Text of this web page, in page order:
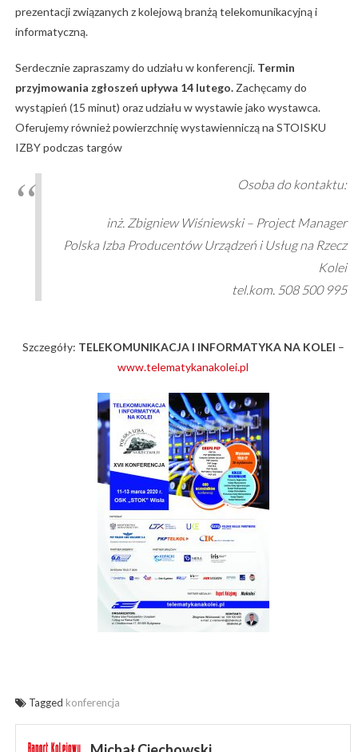
prezentacji związanych z kolejową branżą telekomunikacyjną i
informatyczną.
Serdecznie zapraszamy do udziału w konferencji. Termin
przyjmowania zgłoszeń upływa 14 lutego.Zachęcamy do
wystąpień (15 minut) oraz udziału w wystawie jako wystawca.
Oferujemy również powierzchnię wystawienniczą na STOISKU
IZBY podczas targów
Osoba do kontaktu:
inż. Zbigniew Wiśniewski – Project Manager
Polska Izba Producentów Urządzeń i Usług na Rzecz
Kolei
tel.kom. 508 500 995
Szczegóły: TELEKOMUNIKACJA I INFORMATYKA NA KOLEI –
www.telematykanakolei.pl
Tagged konferencja